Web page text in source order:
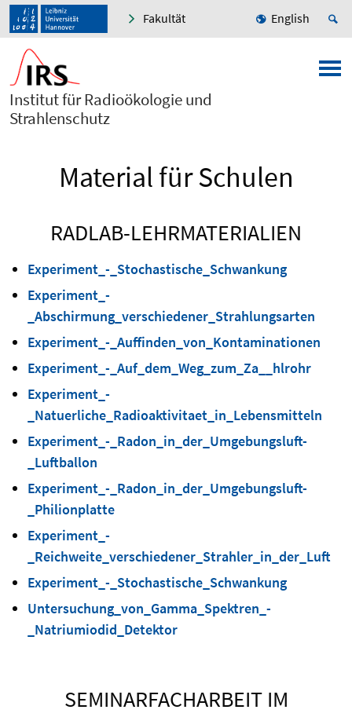
Fakultät English
Institut für Radioökologie und
Strahlenschutz
Material für Schulen
RADLAB-LEHRMATERIALIEN
Experiment_-_Stochastische_Schwankung
Experiment_-
_Abschirmung_verschiedener_Strahlungsarten
Experiment_-_Auffinden_von_Kontaminationen
Experiment_-_Auf_dem_Weg_zum_Za__hlrohr
Experiment_-
_Natuerliche_Radioaktivitaet_in_Lebensmitteln
Experiment_-_Radon_in_der_Umgebungsluft-
_Luftballon
Experiment_-_Radon_in_der_Umgebungsluft-
_Philionplatte
Experiment_-
_Reichweite_verschiedener_Strahler_in_der_Luft
Experiment_-_Stochastische_Schwankung
Untersuchung_von_Gamma_Spektren_-
_Natriumiodid_Detektor
SEMINARFACHARBEIT IM